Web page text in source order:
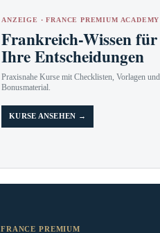
ANZEIGE · FRANCE PREMIUM ACADEMY
Frankreich-Wissen für
Ihre Entscheidungen
Praxisnahe Kurse mit Checklisten, Vorlagen und
Bonusmaterial.
KURSE ANSEHEN →
FRANCE PREMIUM